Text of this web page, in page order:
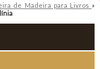
de Madeira para Livros »